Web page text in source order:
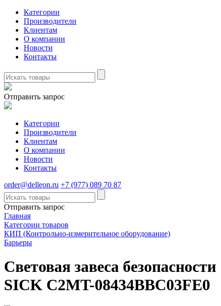
Категории
Производители
Клиентам
О компании
Новости
Контакты
Отправить запрос
Категории
Производители
Клиентам
О компании
Новости
Контакты
order@delleon.ru +7 (977) 089 70 87
Отправить запрос
Главная
Категории товаров
КИП (Контрольно-измерительное оборудование)
Барьеры
Световая завеса безопасности
SICK C2MT-08434BBC03FE0